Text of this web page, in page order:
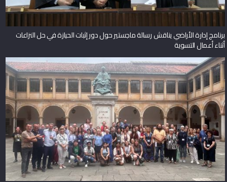
برنامج إدارة الأراضي يناقش رسالة ماجستير حول دور إثبات الحيازة في حل النزاعات
أثناء أعمال التسوية